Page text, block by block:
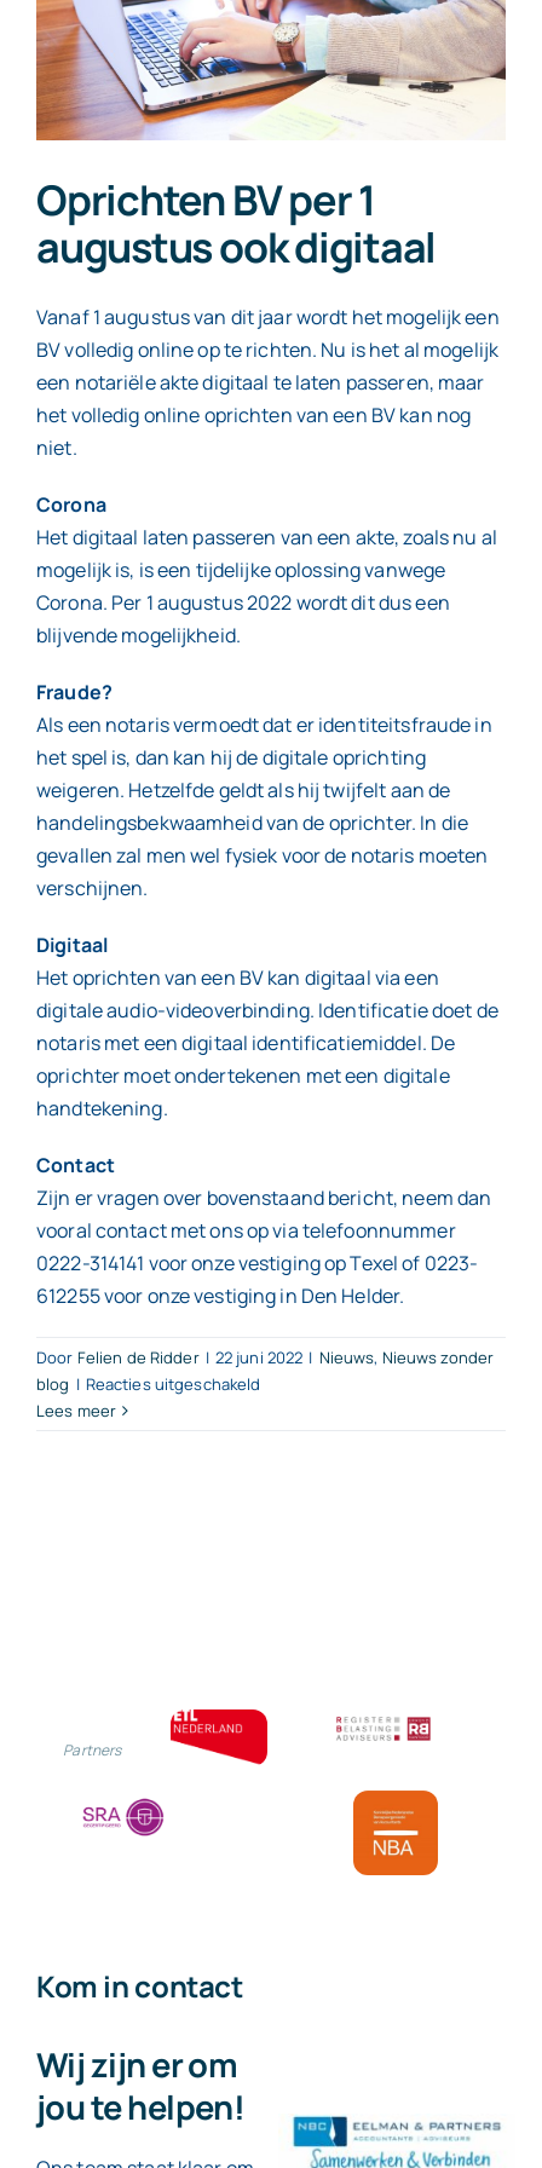
Contact
Oprichten BV per 1
augustus ook digitaal
Vanaf 1 augustus van dit jaar wordt het mogelijk een
BV volledig online op te richten. Nu is het al mogelijk
een notariële akte digitaal te laten passeren, maar
het volledig online oprichten van een BV kan nog
niet.
Corona
Het digitaal laten passeren van een akte, zoals nu al
mogelijk is, is een tijdelijke oplossing vanwege
Corona. Per 1 augustus 2022 wordt dit dus een
blijvende mogelijkheid.
Fraude?
Als een notaris vermoedt dat er identiteitsfraude in
het spel is, dan kan hij de digitale oprichting
weigeren. Hetzelfde geldt als hij twijfelt aan de
handelingsbekwaamheid van de oprichter. In die
gevallen zal men wel fysiek voor de notaris moeten
verschijnen.
Digitaal
Het oprichten van een BV kan digitaal via een
digitale audio-videoverbinding. Identificatie doet de
notaris met een digitaal identificatiemiddel. De
oprichter moet ondertekenen met een digitale
handtekening.
Contact
Zijn er vragen over bovenstaand bericht, neem dan
vooral contact met ons op via telefoonnummer
0222-314141 voor onze vestiging op Texel of 0223-
612255 voor onze vestiging in Den Helder.
Door Felien de Ridder | 22 juni 2022 | Nieuws, Nieuws zonder
blog | Reacties uitgeschakeld
digitaal
Lees meer
Partners
Kom in contact
Wij zijn er om
jou te helpen!